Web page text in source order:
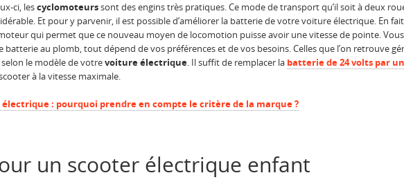
ci, lescyclomoteurssont des engins très pratiques. Ce mode de transport qu’il soit à deux
Et pour y parvenir, il est possible d’améliorer la batterie de votre voiture électrique. En
qui permet que ce nouveau moyen de locomotion puisse avoir une vitesse de pointe.
batterie au plomb, tout dépend de vos préférences et de vos besoins. Celles que l’on retrouve
le modèle de votrevoiture électrique. Il suffit de remplacer la batterie de 24 volts par
à la vitesse maximale.
: pourquoi prendre en compte le critère de la marque ?
un scooter électrique enfant